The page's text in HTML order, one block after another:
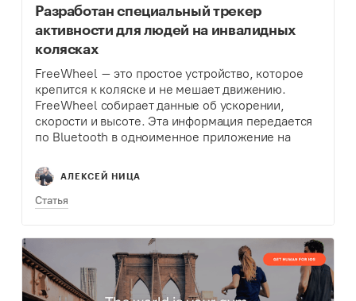
Разработан специальный трекер
активности для людей на инвалидных
колясках
FreeWheel – это простое устройство, которое
крепится к коляске и не мешает движению.
FreeWheel собирает данные об ускорении,
скорости и высоте. Эта информация передается
по Bluetooth в одноименное приложение на
АЛЕКСЕЙ НИЦА
Статья